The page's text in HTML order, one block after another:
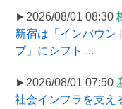
►2026/08/01 08:30
新宿は「インバウン
ブ」にシフト ...
►2026/08/01 07:50
社会インフラを支え